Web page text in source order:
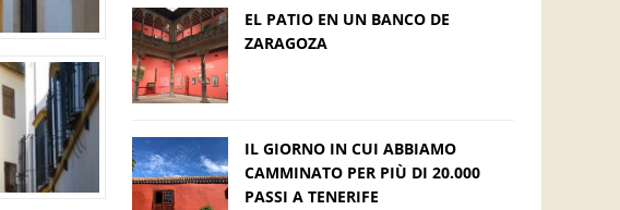
EL PATIO EN UN BANCO DE
ZARAGOZA
IL GIORNO IN CUI ABBIAMO
CAMMINATO PER PIÙ DI 20.000
PASSI A TENERIFE